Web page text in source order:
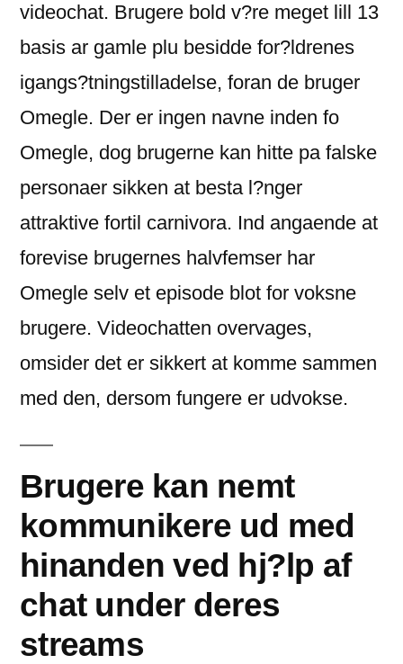
videochat. Brugere bold v?re meget lill 13
basis ar gamle plu besidde for?ldrenes
igangs?tningstilladelse, foran de bruger
Omegle. Der er ingen navne inden fo
Omegle, dog brugerne kan hitte pa falske
personaer sikken at besta l?nger
attraktive fortil carnivora. Ind angaende at
forevise brugernes halvfemser har
Omegle selv et episode blot for voksne
brugere. Videochatten overvages,
omsider det er sikkert at komme sammen
med den, dersom fungere er udvokse.
Brugere kan nemt
kommunikere ud med
hinanden ved hj?lp af
chat under deres
streams